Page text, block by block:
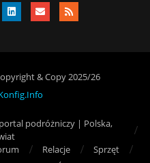
& Copy 2025/26
podróżniczy | Polska,
Relacje
Sprzęt